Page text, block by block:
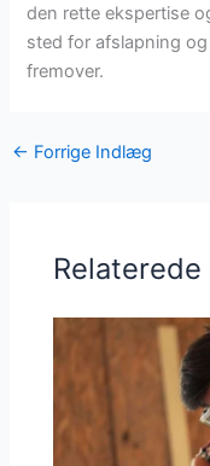
den rette ekspertise
sted for afslapning
fremover.
← Forrige Indlæg